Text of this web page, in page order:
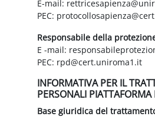
E-mail:
PEC:
Responsabile della
E -mail:
PEC: rpd@cert.uniroma1.it
INFORMATIVA PER IL
PERSONALI
Base giuridica del